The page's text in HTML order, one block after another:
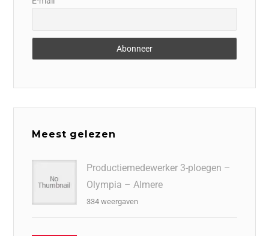
Meest gelezen
Productiemedewerker 3-ploegen –
Olympia – Almere
334 weergaven